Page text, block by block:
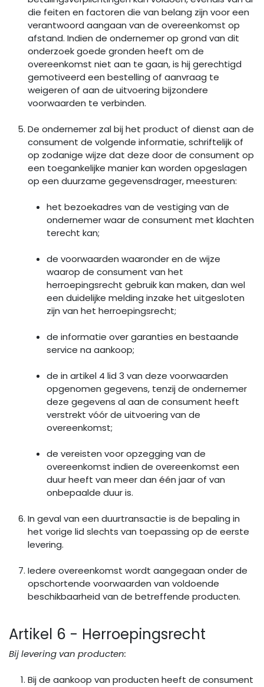
die feiten en factoren die van belang zijn voor een
verantwoord aangaan van de overeenkomst op
afstand. Indien de ondernemer op grond van dit
onderzoek goede gronden heeft om de
overeenkomst niet aan te gaan, is hij gerechtigd
gemotiveerd een bestelling of aanvraag te
weigeren of aan de uitvoering bijzondere
voorwaarden te verbinden.
De ondernemer zal bij het product of dienst aan de
consument de volgende informatie, schriftelijk of
op zodanige wijze dat deze door de consument op
een toegankelijke manier kan worden opgeslagen
op een duurzame gegevensdrager, meesturen:
het bezoekadres van de vestiging van de
ondernemer waar de consument met klachten
terecht kan;
de voorwaarden waaronder en de wijze
waarop de consument van het
herroepingsrecht gebruik kan maken, dan wel
een duidelijke melding inzake het uitgesloten
zijn van het herroepingsrecht;
de informatie over garanties en bestaande
service na aankoop;
de in artikel 4 lid 3 van deze voorwaarden
opgenomen gegevens, tenzij de ondernemer
deze gegevens al aan de consument heeft
verstrekt vóór de uitvoering van de
overeenkomst;
de vereisten voor opzegging van de
overeenkomst indien de overeenkomst een
duur heeft van meer dan één jaar of van
onbepaalde duur is.
In geval van een duurtransactie is de bepaling in
het vorige lid slechts van toepassing op de eerste
levering.
Iedere overeenkomst wordt aangegaan onder de
opschortende voorwaarden van voldoende
beschikbaarheid van de betreffende producten.
Artikel 6 - Herroepingsrecht
Bij levering van producten:
Bij de aankoop van producten heeft de consument